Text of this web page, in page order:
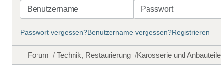
Benutzername Passwort
Passwort vergessen?Benutzername vergessen?Registrieren
Forum Technik, Restaurierung Karosserie und Anbauteile